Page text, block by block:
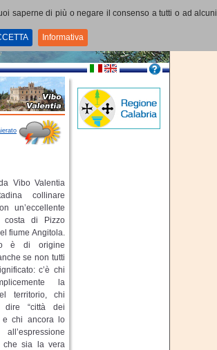
saperne di più o negare il consenso a tutti o ad
Informativa
Vibo Valentia
collinare
un’eccellente
costa di Pizzo
fiume Angitola.
è di origine
se non tutti
c’è chi
la
territorio, chi
dire “città dei
e chi ancora lo
che sia la vera